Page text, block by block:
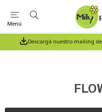
Menú
Descargá nuestro mailing de